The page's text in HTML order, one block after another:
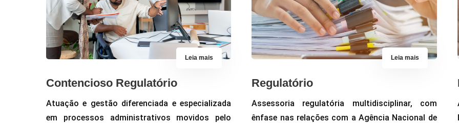
Leia mais
Contencioso Regulatório
Atuação e gestão diferenciada e especializada
em processos administrativos movidos pelo
Leia mais
Regulatório
Assessoria regulatória multidisciplinar, com
ênfase nas relações com a Agência Nacional de